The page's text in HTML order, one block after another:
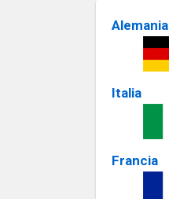
Alemania
Italia
Francia